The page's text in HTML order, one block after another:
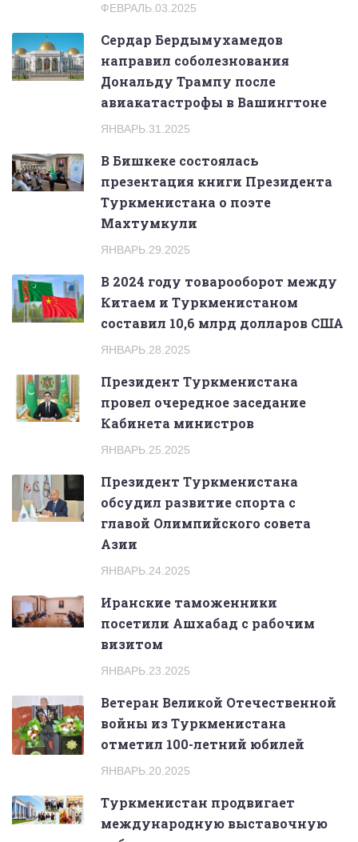
ФЕВРАЛЬ.03.2025
Сердар Бердымухамедов
направил соболезнования
Дональду Трампу после
авиакатастрофы в Вашингтоне
ЯНВАРЬ.31.2025
В Бишкеке состоялась
презентация книги Президента
Туркменистана о поэте
Махтумкули
ЯНВАРЬ.29.2025
В 2024 году товарооборот между
Китаем и Туркменистаном
составил 10,6 млрд долларов США
ЯНВАРЬ.28.2025
Президент Туркменистана
провел очередное заседание
Кабинета министров
ЯНВАРЬ.25.2025
Президент Туркменистана
обсудил развитие спорта с
главой Олимпийского совета
Азии
ЯНВАРЬ.24.2025
Иранские таможенники
посетили Ашхабад с рабочим
визитом
ЯНВАРЬ.23.2025
Ветеран Великой Отечественной
войны из Туркменистана
отметил 100-летний юбилей
ЯНВАРЬ.20.2025
Туркменистан продвигает
международную выставочную